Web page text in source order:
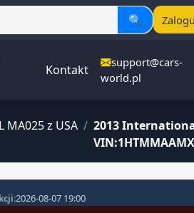
🔍
Kontakt
support@cars-
world.pl
MA025 z USA / 2013
2026-08-07 19:00